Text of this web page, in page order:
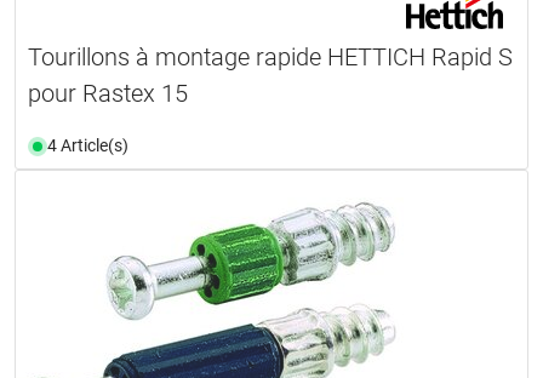
Tourillons à montage rapide HETTICH Rapid S
pour Rastex 15
4 Article(s)